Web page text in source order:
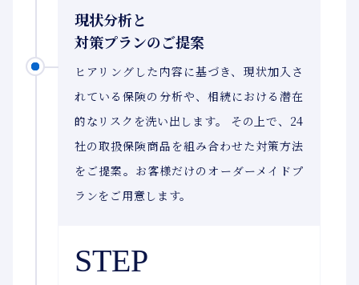
現状分析と
対策プランのご提案
ヒアリングした内容に基づき、現状加入さ
れている保険の分析や、相続における潜在
的なリスクを洗い出します。 その上で、24
社の取扱保険商品を組み合わせた対策方法
をご提案。お客様だけのオーダーメイドプ
ランをご用意します。
STEP